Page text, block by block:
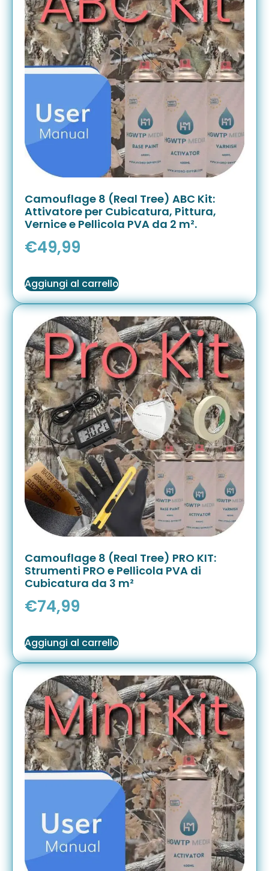
Camouflage 8 (Real Tree) ABC Kit:
Attivatore per Cubicatura, Pittura,
Vernice e Pellicola PVA da 2 m².
€49,99
Aggiungi al carrello
Camouflage 8 (Real Tree) PRO KIT:
Strumenti PRO e Pellicola PVA di
Cubicatura da 3 m²
€74,99
Aggiungi al carrello